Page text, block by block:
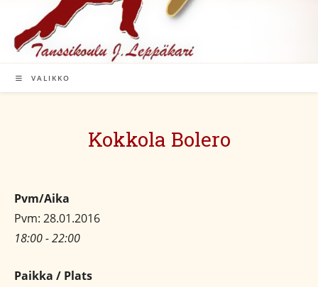
VALIKKO
Kokkola Bolero
Pvm/Aika
Pvm: 28.01.2016
18:00 - 22:00
Paikka / Plats